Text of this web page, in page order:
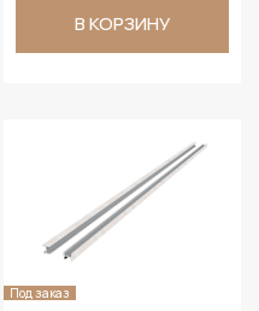
В КОРЗИНУ
Под заказ